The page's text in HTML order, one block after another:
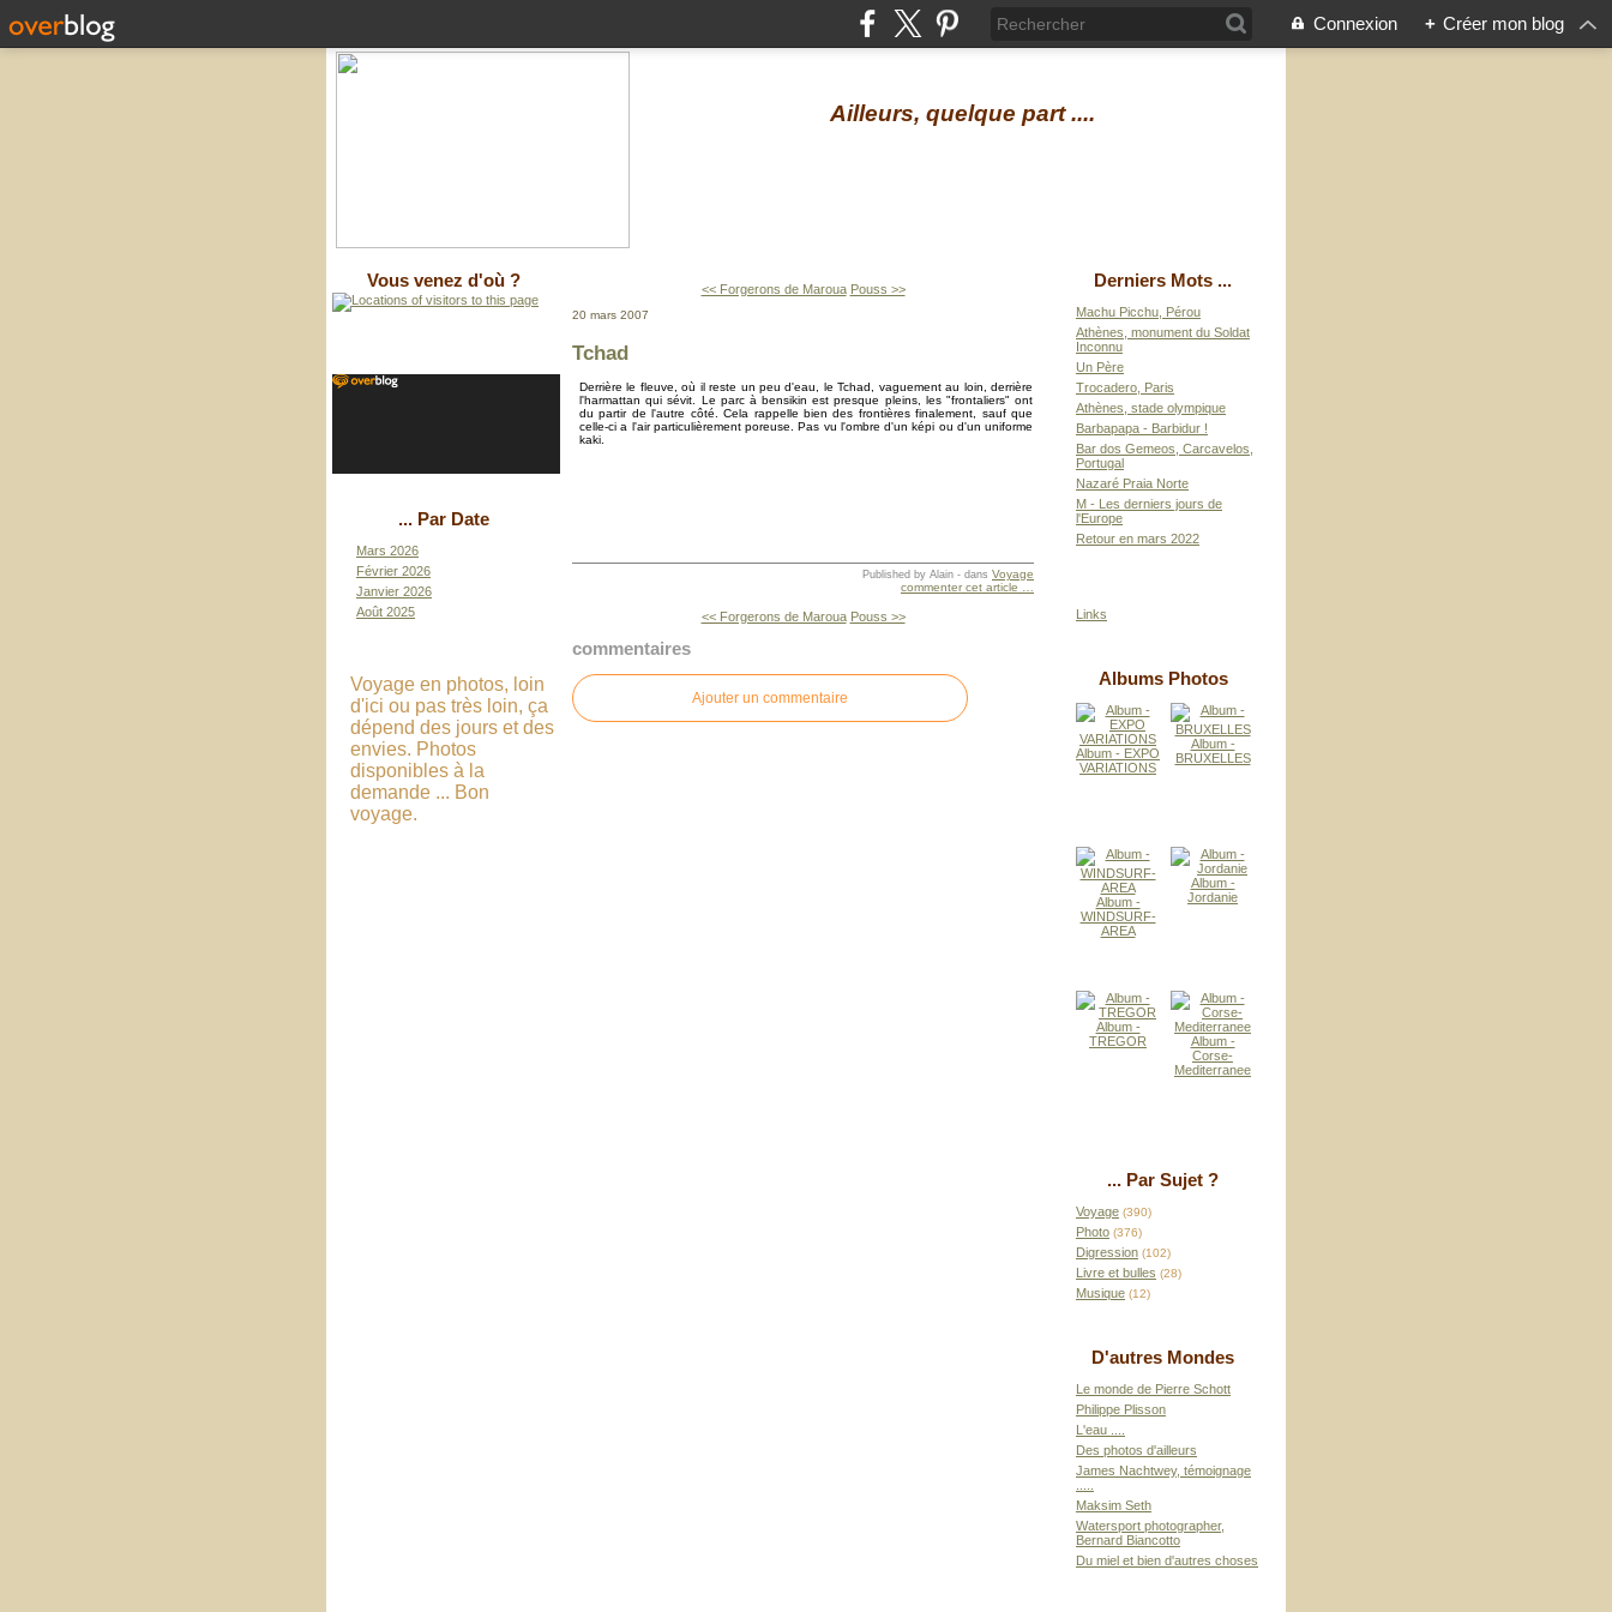
Connexion + Créer mon blog
Ailleurs, quelque part ....
Vous venez d'où ?
... Par Date
Mars 2026
Février 2026
Janvier 2026
Août 2025
Voyage en photos, loin
d'ici ou pas très loin, ça
dépend des jours et des
envies. Photos
disponibles à la
demande ... Bon
voyage.
<< Forgerons de Maroua Pouss >>
20 mars 2007
Tchad
Derrière le fleuve, où il reste un peu d'eau, le Tchad, vaguement au loin, derrière
l'harmattan qui sévit. Le parc à bensikin est presque pleins, les "frontaliers" ont
du partir de l'autre côté. Cela rappelle bien des frontières finalement, sauf que
celle-ci a l'air particulièrement poreuse. Pas vu l'ombre d'un képi ou d'un uniforme
kaki.
Published by Alain - dans Voyage
commenter cet article
<< Forgerons de Maroua Pouss >>
commentaires
Ajouter un commentaire
Derniers Mots ...
Machu Picchu, Pérou
Athènes, monument du Soldat
Inconnu
Un Père
Trocadero, Paris
Athènes, stade olympique
Barbapapa - Barbidur !
Bar dos Gemeos, Carcavelos,
Portugal
Nazaré Praia Norte
M - Les derniers jours de
l'Europe
Retour en mars 2022
Links
Albums Photos
Album - EXPO
VARIATIONS
Album -
BRUXELLES
Album -
WINDSURF-
AREA
Album -
Jordanie
Album -
TREGOR
Album -
Corse-
Mediterranee
... Par Sujet ?
Voyage (390)
Photo (376)
Digression (102)
Livre et bulles (28)
Musique (12)
D'autres Mondes
Le monde de Pierre Schott
Philippe Plisson
L'eau ....
Des photos d'ailleurs
James Nachtwey, témoignage
Maksim Seth
Watersport photographer,
Bernard Biancotto
Du miel et bien d'autres choses